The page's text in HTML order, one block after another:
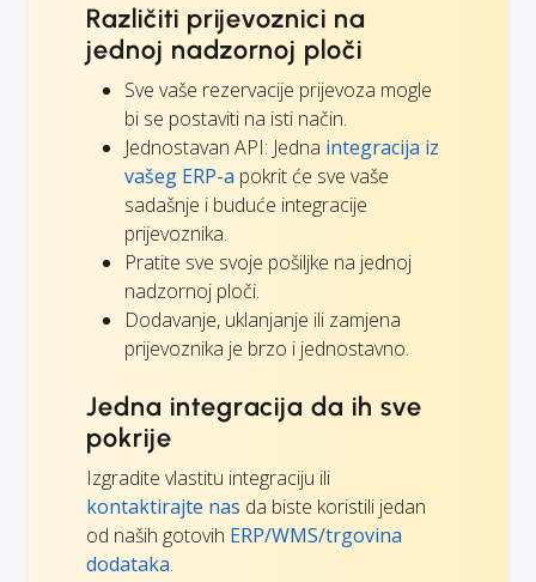
Različiti prijevoznici na
jednoj nadzornoj ploči
Sve vaše rezervacije prijevoza mogle
bi se postaviti na isti način.
Jednostavan API: Jedna integracija iz
vašeg ERP-a pokrit će sve vaše
sadašnje i buduće integracije
prijevoznika.
Pratite sve svoje pošiljke na jednoj
nadzornoj ploči.
Dodavanje, uklanjanje ili zamjena
prijevoznika je brzo i jednostavno.
Jedna integracija da ih sve
pokrije
Izgradite vlastitu integraciju ili
kontaktirajte nas da biste koristili jedan
od naših gotovih ERP/WMS/trgovina
dodataka.